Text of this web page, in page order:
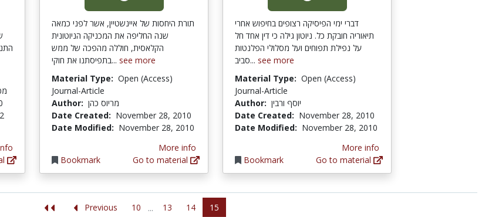
תורת היחסות של איינשטיין, אשר לפני כמאה
שנה החליפה את המכניקה הניוטונית
הקלאסית, חוללה מהפכה של ממש
בתפיסתנו את חוקי... see more
Material Type: Open (Access)
Journal-Article
Author: מריוס כהן
Date Created: November 28, 2010
Date Modified: November 28, 2010
Bookmark
More info
Go to material
דברי ימי הפיסיקה רצופים בחיפוש אחרי
תיאוריה חובקת כל. ניוטון גילה כי דין אחד חל
על נפילת תפוחים ועל מסלולי הפלנטות
סביב... see more
Material Type: Open (Access)
Journal-Article
Author: יוסף ורבין
Date Created: November 28, 2010
Date Modified: November 28, 2010
Bookmark
More info
Go to material
Previous 10 ... 13 14 15